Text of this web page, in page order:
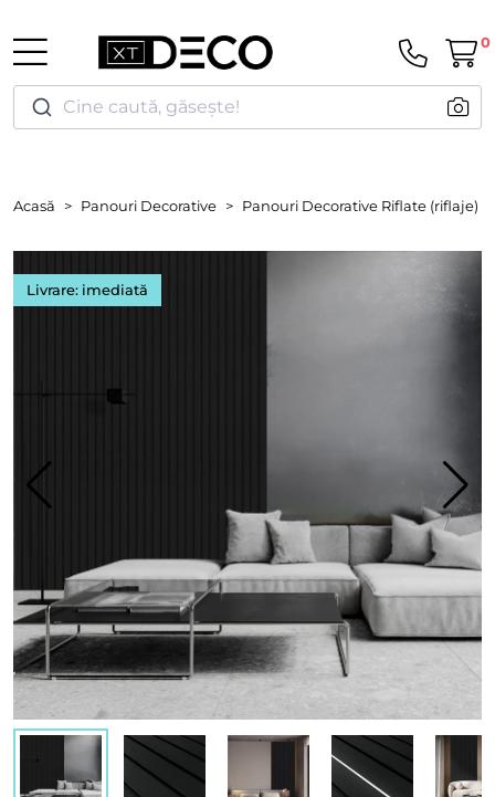
Cine caută, găsește!
0
Acasă Panouri Decorative Panouri Decorative Riflate (riflaje)
Livrare: imediată